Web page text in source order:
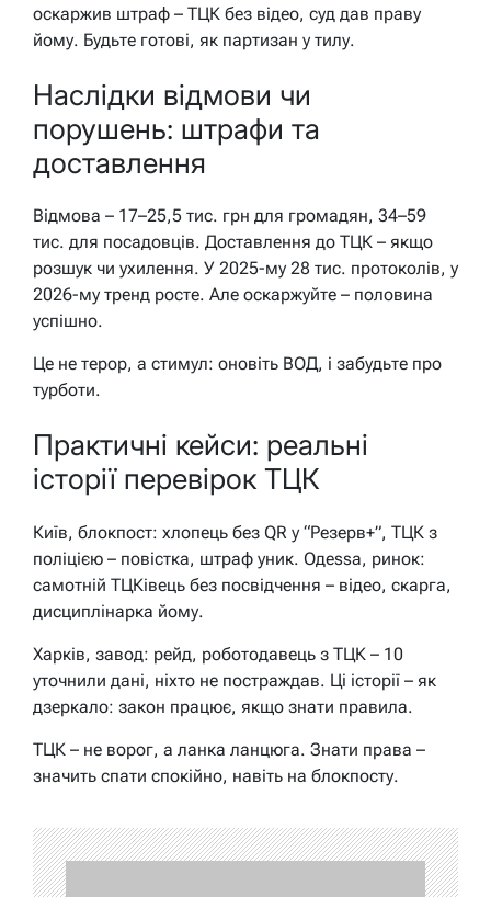
оскаржив штраф – ТЦК без відео, суд дав праву
йому. Будьте готові, як партизан у тилу.
Наслідки відмови чи
порушень: штрафи та
доставлення
Відмова – 17–25,5 тис. грн для громадян, 34–59
тис. для посадовців. Доставлення до ТЦК – якщо
розшук чи ухилення. У 2025-му 28 тис. протоколів, у
2026-му тренд росте. Але оскаржуйте – половина
успішно.
Це не терор, а стимул: оновіть ВОД, і забудьте про
турботи.
Практичні кейси: реальні
історії перевірок ТЦК
Київ, блокпост: хлопець без QR у “Резерв+”, ТЦК з
поліцією – повістка, штраф уник. Одеssa, ринок:
самотній ТЦКівець без посвідчення – відео, скарга,
дисциплінарка йому.
Харків, завод: рейд, роботодавець з ТЦК – 10
уточнили дані, ніхто не постраждав. Ці історії – як
дзеркало: закон працює, якщо знати правила.
ТЦК – не ворог, а ланка ланцюга. Знати права –
значить спати спокійно, навіть на блокпосту.